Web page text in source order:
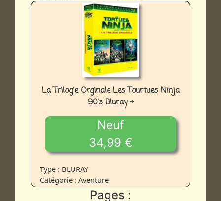
La Trilogie Orginale Les Tourtues Ninja
90's Bluray +
Neuf
34,99 €
Type : BLURAY
Catégorie : Aventure
Pages :